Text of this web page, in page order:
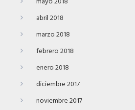
abril 2018
marzo 2018
febrero 2018
enero 2018
diciembre 2017
noviembre 2017